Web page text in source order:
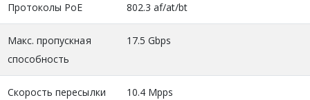
Протоколы PoE 802.3 af/at/bt
Макс. пропускная
способность
17.5 Gbps
Скорость пересылки
10.4 Mpps